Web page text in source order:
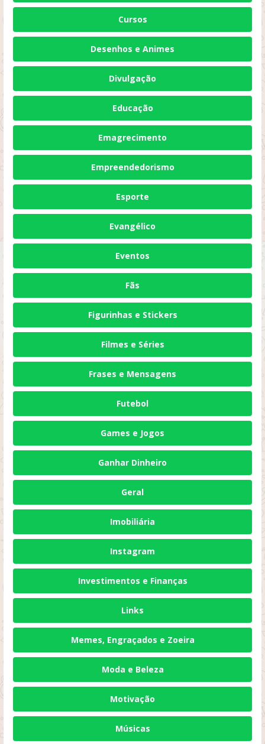
Cursos
Desenhos e Animes
Divulgação
Educação
Emagrecimento
Empreendedorismo
Esporte
Evangélico
Eventos
Fãs
Figurinhas e Stickers
Filmes e Séries
Frases e Mensagens
Futebol
Games e Jogos
Ganhar Dinheiro
Geral
Imobiliária
Instagram
Investimentos e Finanças
Links
Memes, Engraçados e Zoeira
Moda e Beleza
Motivação
Músicas